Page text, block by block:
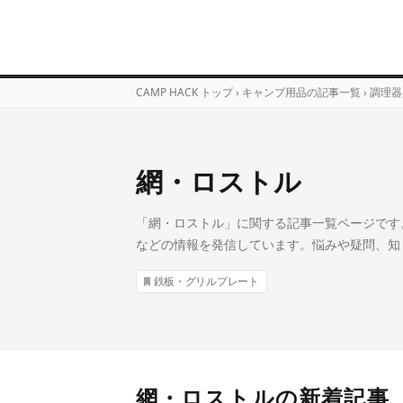
CAMP HACK トップ › キャンプ用品の記事一覧 › 調理
網・ロストル
「網・ロストル」に関する記事一覧ページで
などの情報を発信しています。悩みや疑問、
鉄板・グリルプレート
網・ロストルの新着記事